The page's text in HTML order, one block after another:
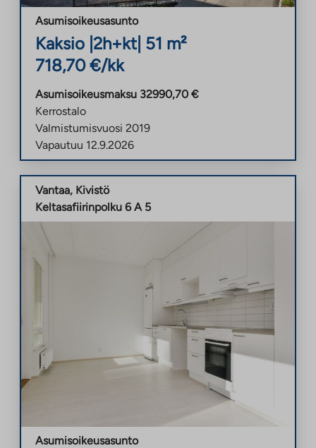
Asumisoikeusasunto
Kaksio 2h+kt| 51 m²
718,70 €/kk
Asumisoikeusmaksu 32990,70 €
Kerrostalo
Valmistumisvuosi 2019
Vapautuu 12.9.2026
Vantaa, Kivistö
Keltasafiirinpolku 6 A 5
Asumisoikeusasunto